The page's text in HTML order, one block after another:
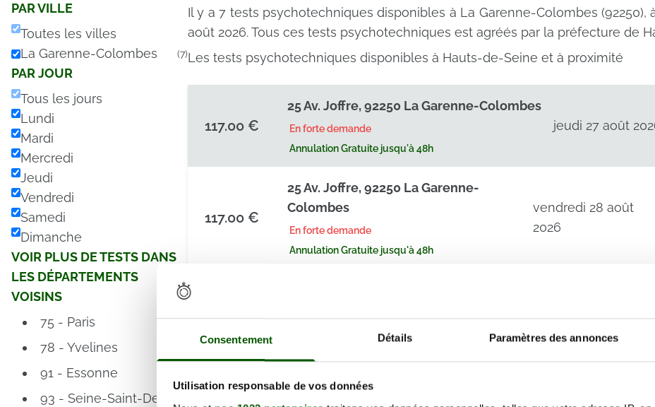
Consentement Détails Paramètres des annonces
Utilisation responsable de vos données
PAR VILLE
Toutes les villes
La Garenne-Colombes
(7)
PAR JOUR
Tous les jours
Lundi
Mardi
Mercredi
Jeudi
Vendredi
Samedi
Dimanche
VOIR PLUS DE TESTS DANS
LES DÉPARTEMENTS
VOISINS
75 - Paris
78 - Yvelines
91 - Essonne
93 - Seine-Saint-Denis
Il y a 7 tests psychotechniques disponibles à La Garenne-Colombes (92250),
août 2026. Tous ces tests psychotechniques est agréés par la préfecture de
Les tests psychotechniques disponibles à Hauts-de-Seine et à proximité
117.00 €
25 Av. Joffre, 92250 La Garenne-Colombes
En forte demande
Annulation Gratuite jusqu'à 48h
jeudi 27 août
117.00 €
25 Av. Joffre, 92250 La Garenne-
Colombes
En forte demande
Annulation Gratuite jusqu'à 48h
vendredi 28 août
2026
117.00 €
25 Av. Joffre, 92250 La Garenne-